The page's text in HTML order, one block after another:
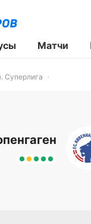
Матчи
Суперлига